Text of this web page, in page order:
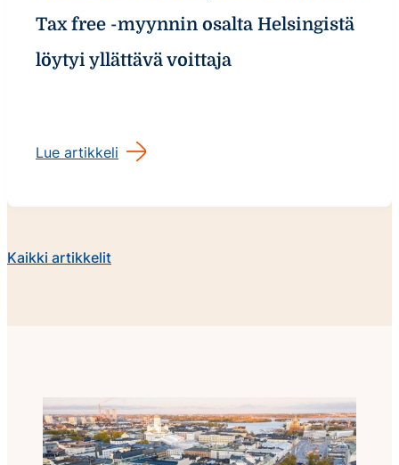
Tax free -myynnin osalta Helsingistä
löytyi yllättävä voittaja
Lue artikkeli
artikkelit
Kaikki artikkelit